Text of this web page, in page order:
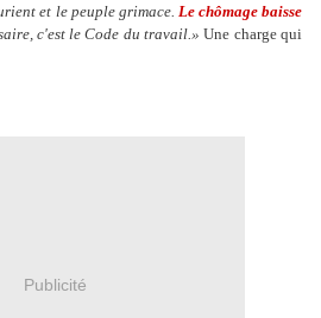
et le peuple grimace. Le chômage baisse
c'est le Code du travail.»Une charge qui
Publicité